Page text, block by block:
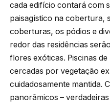
cada edifício contará com
paisagístico na cobertura,
coberturas, os pódios e
redor das residências
flores exóticas. Piscinas
cercadas por vegetação
cuidadosamente mantida.
panorâmicos –